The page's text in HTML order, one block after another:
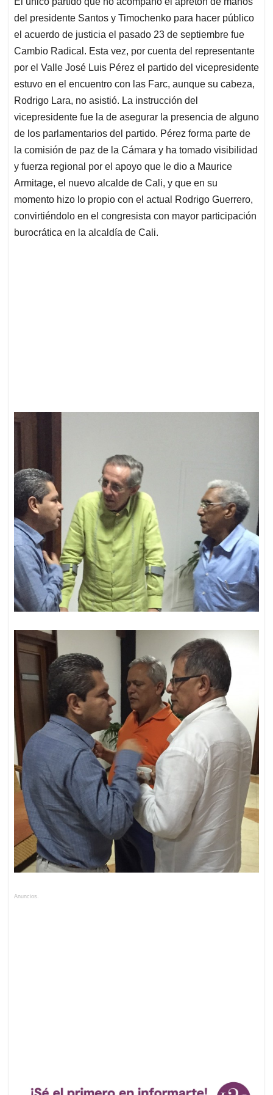
s
A
p
p
b
o
o
k
e
d
I
n
l
a
d
s
del presidente Santos y Timochenko para hacer público
el acuerdo de justicia el pasado 23 de septiembre fue
Cambio Radical. Esta vez, por cuenta del representante
por el Valle José Luis Pérez el partido del vicepresidente
estuvo en el encuentro con las Farc, aunque su cabeza,
Rodrigo Lara, no asistió. La instrucción del
vicepresidente fue la de asegurar la presencia de alguno
de los parlamentarios del partido. Pérez forma parte de
la comisión de paz de la Cámara y ha tomado visibilidad
y fuerza regional por el apoyo que le dio a Maurice
Armitage, el nuevo alcalde de Cali, y que en su
momento hizo lo propio con el actual Rodrigo Guerrero,
convirtiéndolo en el congresista con mayor participación
burocrática en la alcaldía de Cali.
Anuncios.